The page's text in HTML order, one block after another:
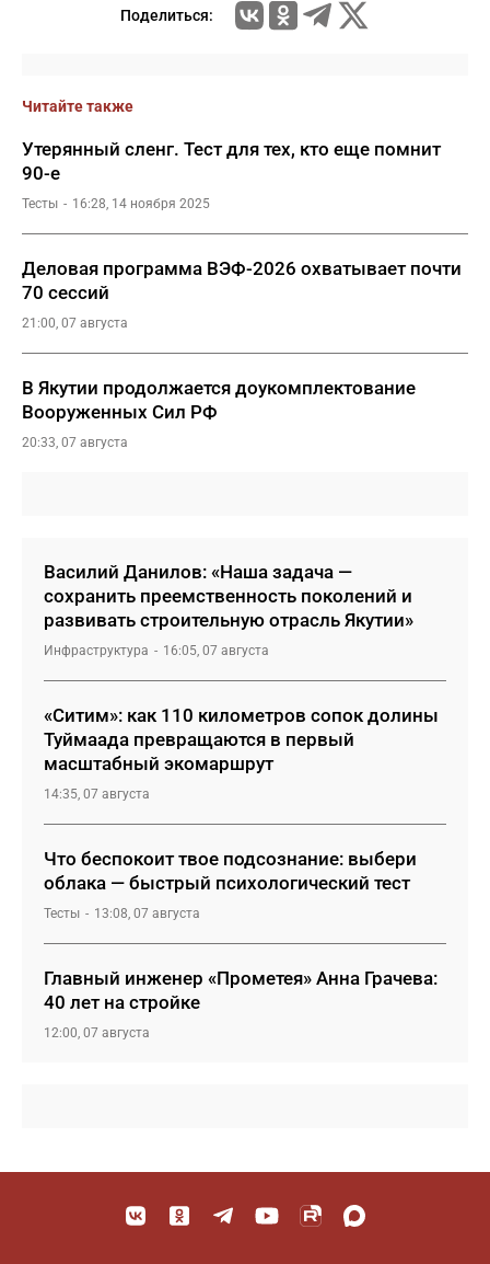
Поделиться:
Читайте также
Утерянный сленг. Тест для тех, кто еще помнит
90-е
Тесты 16:28, 14 ноября 2025
Деловая программа ВЭФ-2026 охватывает почти
70 сессий
21:00, 07 августа
В Якутии продолжается доукомплектование
Вооруженных Сил РФ
20:33, 07 августа
Василий Данилов: «Наша задача —
сохранить преемственность поколений и
развивать строительную отрасль Якутии»
Инфраструктура 16:05, 07 августа
«Ситим»: как 110 километров сопок долины
Туймаада превращаются в первый
масштабный экомаршрут
14:35, 07 августа
Что беспокоит твое подсознание: выбери
облака — быстрый психологический тест
Тесты 13:08, 07 августа
Главный инженер «Прометея» Анна Грачева:
40 лет на стройке
12:00, 07 августа